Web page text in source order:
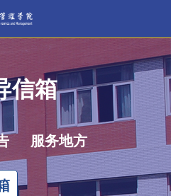
信箱
服务地方